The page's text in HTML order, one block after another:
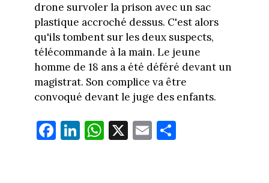
drone survoler la prison avec un sac
plastique accroché dessus. C'est alors
qu'ils tombent sur les deux suspects,
télécommande à la main. Le jeune
homme de 18 ans a été déféré devant un
magistrat. Son complice va être
convoqué devant le juge des enfants.
Fa
ce
Li
nk
W
ha
X E
m
Pa
rt